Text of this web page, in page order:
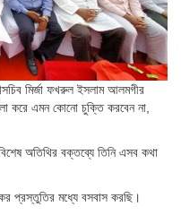
মির্জা ফখরুল ইসলাম আলমগীর
করে এমন কোনো চুক্তি করবেন না,
অতিথির বক্তব্যে তিনি এসব কথা
প্রস্তুতির মধ্যে বসবাস করছি।